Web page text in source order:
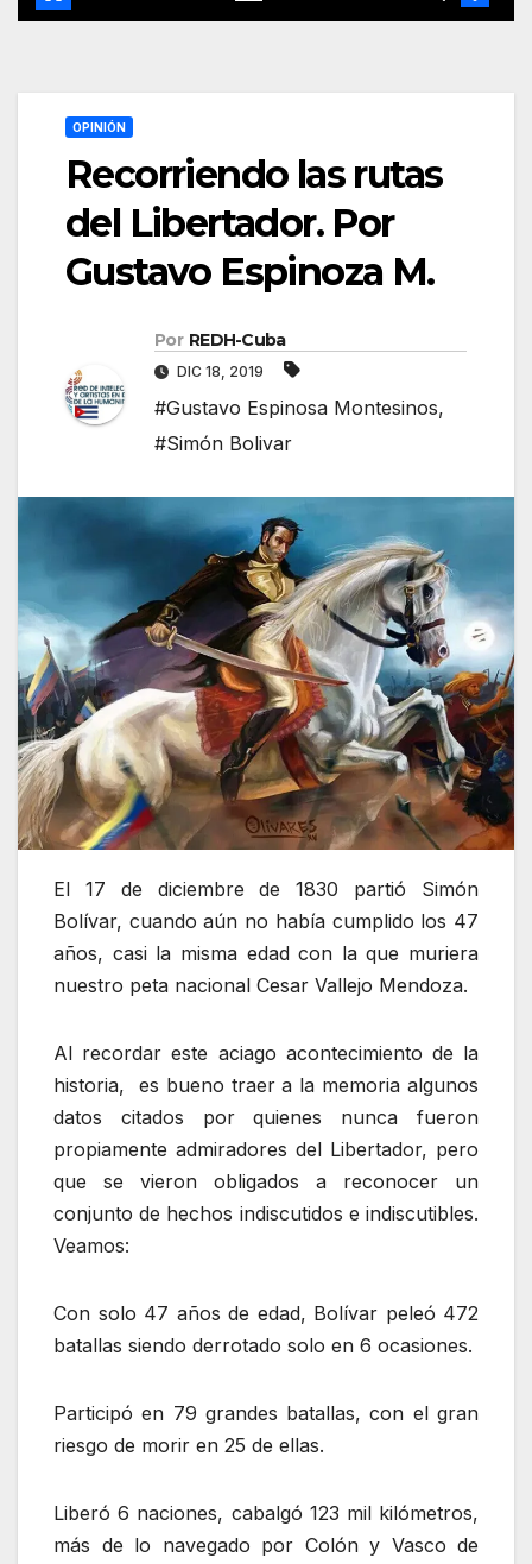
OPINIÓN
Recorriendo las rutas
del Libertador. Por
Gustavo Espinoza M.
Por REDH-Cuba
DIC 18, 2019
#Gustavo Espinosa Montesinos,
#Simón Bolivar
El 17 de diciembre de 1830 partió Simón
Bolívar, cuando aún no había cumplido los 47
años, casi la misma edad con la que muriera
nuestro peta nacional Cesar Vallejo Mendoza.
Al recordar este aciago acontecimiento de la
historia, es bueno traer a la memoria algunos
datos citados por quienes nunca fueron
propiamente admiradores del Libertador, pero
que se vieron obligados a reconocer un
conjunto de hechos indiscutidos e indiscutibles.
Veamos:
Con solo 47 años de edad, Bolívar peleó 472
batallas siendo derrotado solo en 6 ocasiones.
Participó en 79 grandes batallas, con el gran
riesgo de morir en 25 de ellas.
Liberó 6 naciones, cabalgó 123 mil kilómetros,
más de lo navegado por Colón y Vasco de